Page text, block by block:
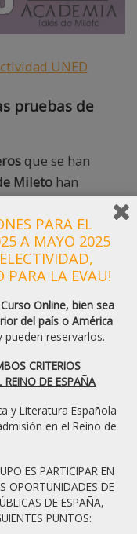
UNED
pruebas de
que se han
Mileto han
e importantes
un semillero de
Nos
en el examen
, en las troncales
de la carrera.
más de 18
de selectividaden
esto nos
adaptados a todas
para que cada
. De esta
universitarios
PARA EL
A MAYO 2025
PARA LA EVAU!
Curso Online, bien sea
del país o América
reservarlos.
CRITERIOS
DE ESPAÑA
y Literatura Española
en el Reino de
ES PARTICIPAR EN
OPORTUNIDADES DE
DE ESPAÑA,
PUNTOS: